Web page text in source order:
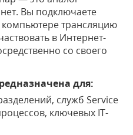
Вы подключаете
трансляцию
в Интернет-
со своего
для:
служб Service
ключевых IT-